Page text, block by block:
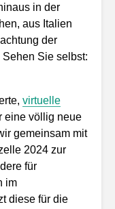
in der
aus Italien
der
Sie selbst:
virtuelle
eine völlig neue
gemeinsam mit
2024 zur
für
im
diese für die